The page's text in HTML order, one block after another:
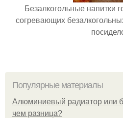
Безалкогольные напитки
согревающих
Популярные материалы
Алюминиевый радиатор или
чем разница?